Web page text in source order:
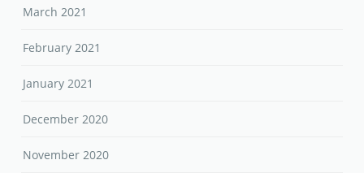
March 2021
February 2021
January 2021
December 2020
November 2020